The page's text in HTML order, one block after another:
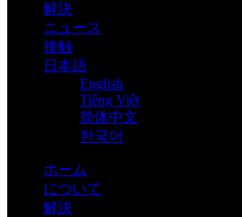
解決
ニュース
接触
日本語
English
Tiếng Việt
简体中文
한국어
ホーム
について
解決